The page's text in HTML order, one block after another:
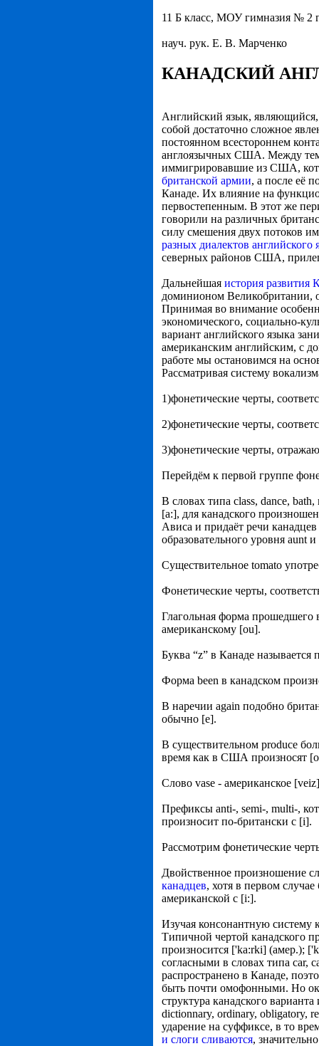
11 Б класс, МОУ гимназия № 2
науч. рук. Е. В. Марченко
КАНАДСКИЙ
Английский язык,
собой достаточно сложное
постоянном всестороннем
англоязычных США. Между тем,
иммигрировавшие из США,
британской армии, а после её
Канаде. Их влияние на
первостепенным. В этот же
говорили на различных
силу смешения двух потоков
разных диалектов английского
северных районов США,
Дальнейшая история развития
доминионом Великобритании,
Принимая во внимание
экономического, социально-
вариант английского языка
американским английским, с
работе мы остановимся на
Рассматривая систему
1)фонетические черты,
2)фонетические черты,
3)фонетические черты,
Перейдём к первой группе
В словах типа class, dance,
[а:], для канадского
Ависа и придаёт речи
образовательного уровня aunt
Существительное tomato
Фонетические черты,
Глагольная форма прошедшего
американскому [оu].
Буква “z” в Канаде
Форма been в канадском
В наречии again подобно
обычно [е].
В существительном produce
время как в США произносят
Слово vase - американское
Префиксы anti-, semi-, multi-,
произносит по-британски с [i].
Рассмотрим фонетические
Двойственное произношение
канадцев, хотя в первом
американской с [i:].
Изучая консонантную систему
Типичной чертой канадского
произносится ['ka:rki] (амер.);
согласными в словах типа car,
распространено в Канаде,
быть почти омофонными. Но
структура канадского
dictionnary, ordinary, obligatory,
ударение на суффиксе, в то
и слоги сливаются,